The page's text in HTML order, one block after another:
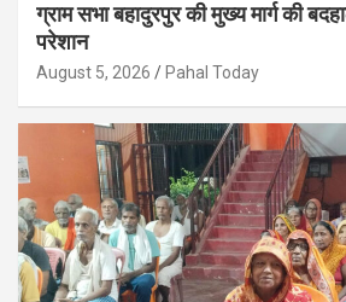
ग्राम सभा बहादुरपुर की मुख्य मार्ग की
परेशान
August 5, 2026 Pahal Today